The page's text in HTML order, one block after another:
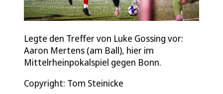
Legte den Treffer von Luke Gossing vor:
Aaron Mertens (am Ball), hier im
Mittelrheinpokalspiel gegen Bonn.
Copyright: Tom Steinicke